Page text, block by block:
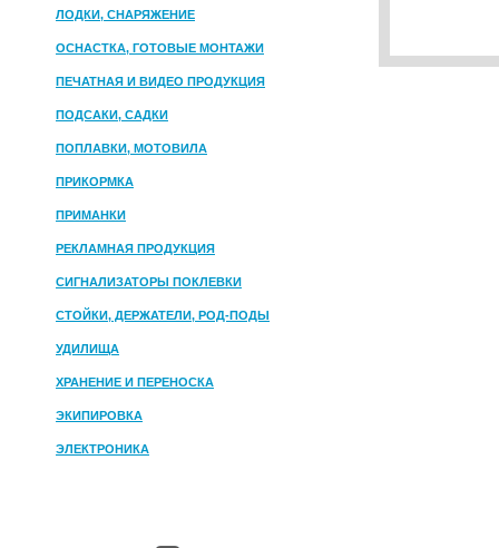
МАТЕРИАЛЫ
ЛОДКИ, СНАРЯЖЕНИЕ
ОСНАСТКА, ГОТОВЫЕ МОНТАЖИ
ПЕЧАТНАЯ И ВИДЕО ПРОДУКЦИЯ
ПОДСАКИ, САДКИ
ПОПЛАВКИ, МОТОВИЛА
ПРИКОРМКА
ПРИМАНКИ
РЕКЛАМНАЯ ПРОДУКЦИЯ
СИГНАЛИЗАТОРЫ ПОКЛЕВКИ
СТОЙКИ, ДЕРЖАТЕЛИ, РОД-ПОДЫ
УДИЛИЩА
ХРАНЕНИЕ И ПЕРЕНОСКА
ЭКИПИРОВКА
ЭЛЕКТРОНИКА